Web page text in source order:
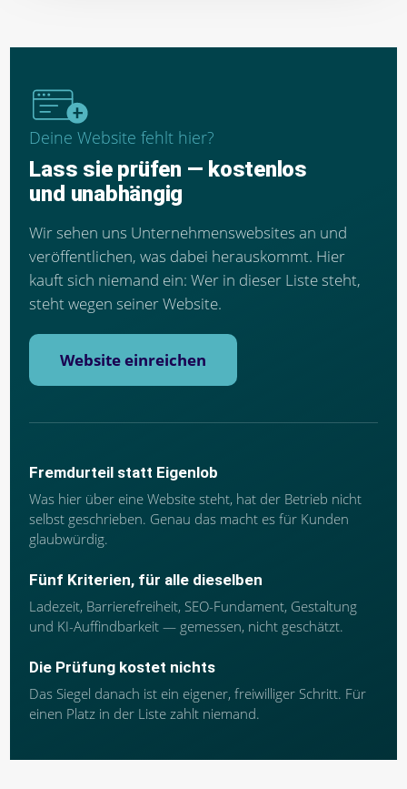
Deine Website fehlt hier?
Lass sie prüfen — kostenlos
und unabhängig
Wir sehen uns Unternehmenswebsites an und
veröffentlichen, was dabei herauskommt. Hier
kauft sich niemand ein: Wer in dieser Liste steht,
steht wegen seiner Website.
Website einreichen
Fremdurteil statt Eigenlob
Was hier über eine Website steht, hat der Betrieb nicht
selbst geschrieben. Genau das macht es für Kunden
glaubwürdig.
Fünf Kriterien, für alle dieselben
Ladezeit, Barrierefreiheit, SEO-Fundament, Gestaltung
und KI-Auffindbarkeit — gemessen, nicht geschätzt.
Die Prüfung kostet nichts
Das Siegel danach ist ein eigener, freiwilliger Schritt. Für
einen Platz in der Liste zahlt niemand.